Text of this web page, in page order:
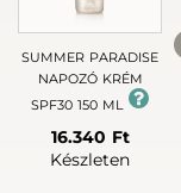
SUMMER PARADISE
NAPOZÓ KRÉM
SPF30 150 ML
16.340 Ft
Készleten